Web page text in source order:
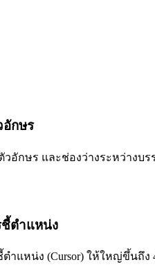
อักษร
วอักษร และช่องว่างระหว่างบ
ชี้ตำแหน่ง
ำแหน่ง (Cursor) ให้ใหญ่ขึ้นถึง